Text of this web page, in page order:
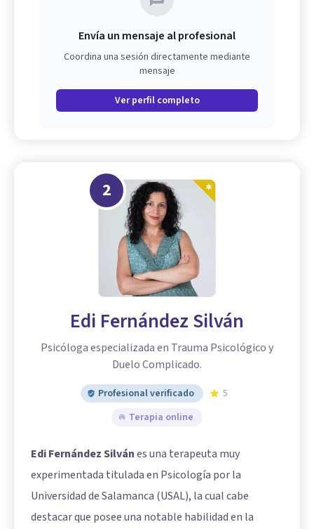
Envía un mensaje al profesional
Coordina una sesión directamente mediante
mensaje
Ver perfil completo
2
Edi Fernández Silván
Psicóloga especializada en Trauma Psicológico y
Duelo Complicado.
Profesional verificado
5
Terapia online
Edi Fernández Silvánes una terapeuta muy
experimentada titulada en Psicología por la
Universidad de Salamanca (USAL), la cual cabe
destacar que posee una notable habilidad en la